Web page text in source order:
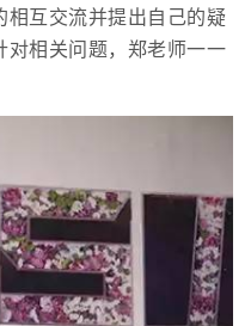
相互交流并提出自己的疑
对相关问题，郑老师一一